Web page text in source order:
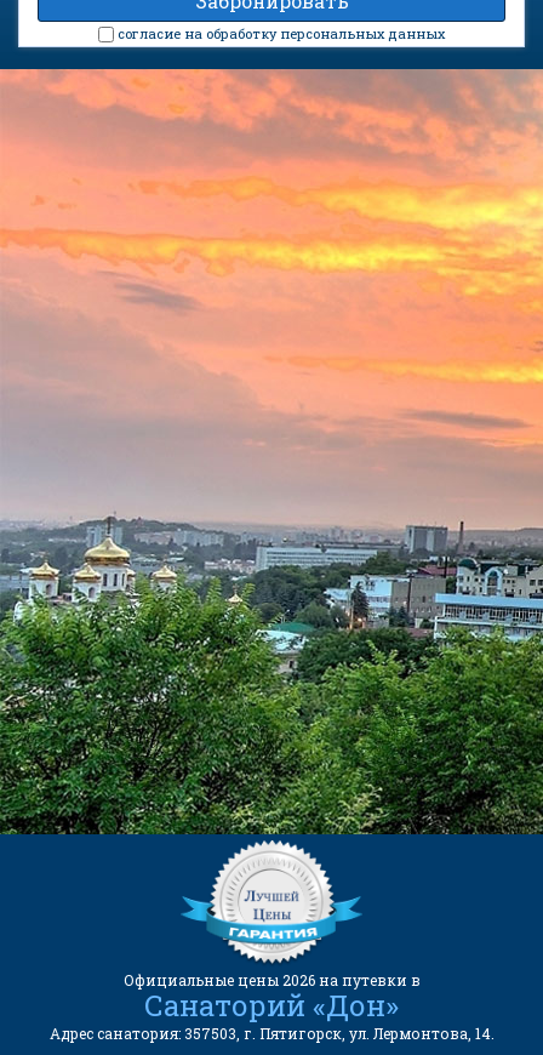
cогласие на обработку персональных данных
Санаторий «Дон» на карте
КОНТАКТЫ
ЕДИНОЙ СЛУЖБЫ БРОНИРОВАНИЯ:
8 (999) 379-60-60
(Бесплатный звонок)
kurortinfo@mail.ru
АДРЕС САНАТОРИЯ:
357503, г. Пятигорск, ул.
Лермонтова, 14.
Официальные цены 2026 на путевки в
Санаторий «Дон»
Адрес санатория: 357503, г. Пятигорск, ул. Лермонтова, 14.